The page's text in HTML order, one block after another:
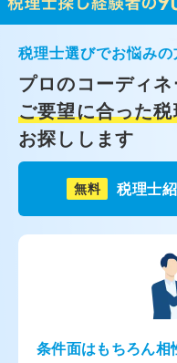
税理士選びでお悩みの
プロのコーディ
ご要望に合った
お探しします
無料 税理士
条件面はもちろん相